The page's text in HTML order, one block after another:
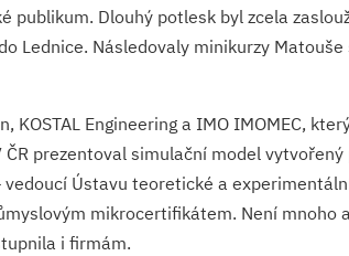
publikum. Dlouhý potlesk byl zcela
Lednice. Následovaly minikurzy
Engineering a IMO IMOMEC,
prezentoval simulační model
Ústavu teoretické a
mikrocertifikátem. Není
i firmám.